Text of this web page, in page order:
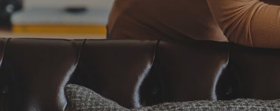
Résidences retraite
Résidences autonomie